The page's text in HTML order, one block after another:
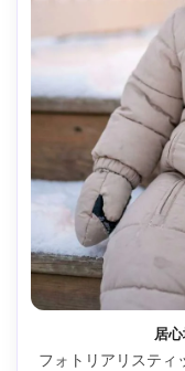
居
フォトリアリスティ